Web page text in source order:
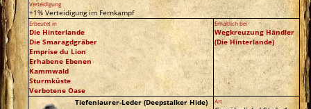
Verteidigung
+1% Verteidigung im Fernkampf
Erbeutet in
Die Hinterlande
Die Smaragdgräber
Emprise du Lion
Erhabene Ebenen
Kammwald
Sturmküste
Verbotene Oase
Erhältlich bei
Wegkreuzung Händler
(Die Hinterlande)
Tiefenlaurer-Leder (Deepstalker Hide) Art